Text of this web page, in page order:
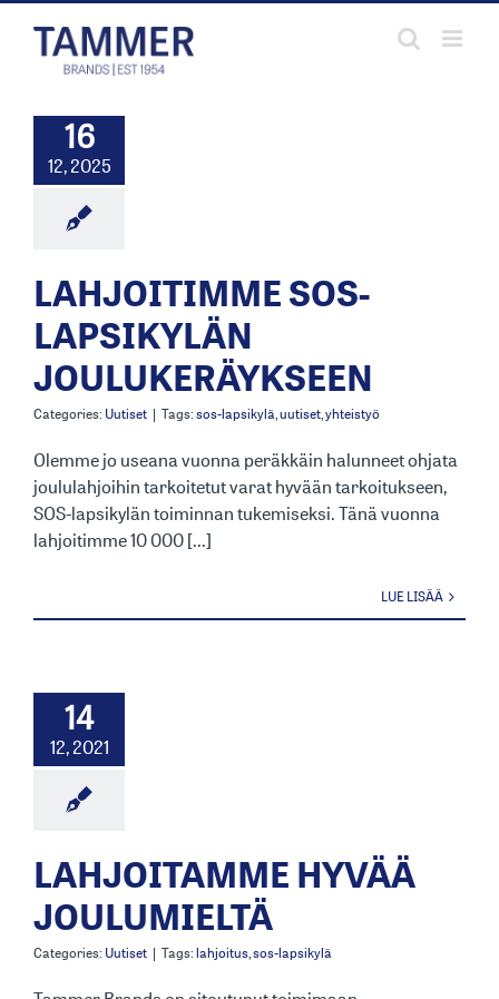
16
12, 2025
LAHJOITIMME SOS-
LAPSIKYLÄN
JOULUKERÄYKSEEN
Categories: Uutiset | Tags:sos-lapsikylä,uutiset,yhteistyö
Olemme jo useana vuonna peräkkäin halunneet ohjata
joululahjoihin tarkoitetut varat hyvään tarkoitukseen,
SOS-lapsikylän toiminnan tukemiseksi. Tänä vuonna
lahjoitimme 10 000 [...]
LUE LISÄÄ
14
12, 2021
LAHJOITAMME HYVÄÄ
JOULUMIELTÄ
Categories: Uutiset | Tags:lahjoitus,sos-lapsikylä